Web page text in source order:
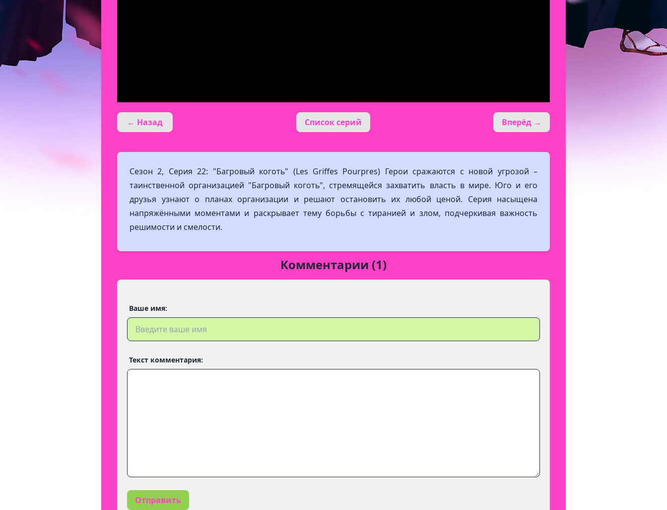
← Назад Список серий Вперёд →
Сезон 2, Серия 22: "Багровый коготь" (Les Griffes Pourpres) Герои сражаются с новой угрозой –
таинственной организацией "Багровый коготь", стремящейся захватить власть в мире. Юго и его
друзья узнают о планах организации и решают остановить их любой ценой. Серия насыщена
напряжёнными моментами и раскрывает тему борьбы с тиранией и злом, подчеркивая важность
решимости и смелости.
Комментарии (1)
Ваше имя:
Текст комментария:
Отправить